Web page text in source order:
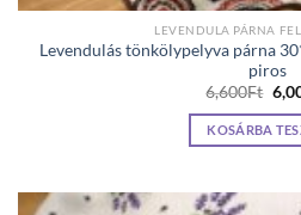
LEVENDULA PÁRNA
Levendulás tönkölypelyva párna
piros
6,600Ft
price
KOSÁRBA